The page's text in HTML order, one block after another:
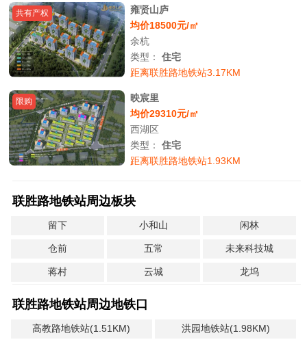
共有产权
雍贤山庐
均价18500元/㎡
余杭
类型：住宅
距离联胜路地铁站3.17KM
限购
映宸里
均价29310元/㎡
西湖区
类型：住宅
距离联胜路地铁站1.93KM
联胜路地铁站周边板块
留下 小和山 闲林
仓前 五常 未来科技城
蒋村 云城 龙坞
联胜路地铁站周边地铁口
高教路地铁站(1.51KM) 洪园地铁站(1.98KM)